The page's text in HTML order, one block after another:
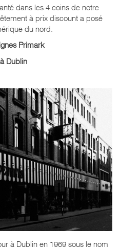
dans les 4 coins de notre
à prix discount a posé
du nord.
Primark
Dublin
à Dublin en 1969 sous le nom